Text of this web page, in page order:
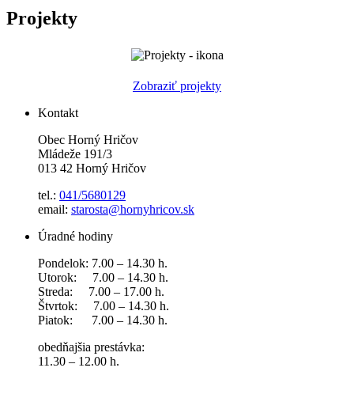
Projekty
Zobraziť projekty
Kontakt
Obec Horný Hričov
Mládeže 191/3
013 42 Horný Hričov
tel.: 041/5680129
email: starosta@hornyhricov.sk
Úradné hodiny
Pondelok: 7.00 – 14.30 h.
Utorok: 7.00 – 14.30 h.
Streda: 7.00 – 17.00 h.
Štvrtok: 7.00 – 14.30 h.
Piatok: 7.00 – 14.30 h.
obedňajšia prestávka:
11.30 – 12.00 h.